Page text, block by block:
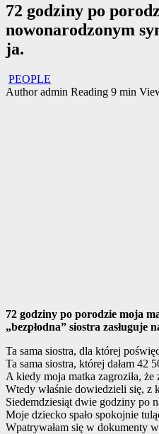
72 godziny po
nowonarodzonym
ja.
PEOPLE
Author admin Reading 9 min
72 godziny po porodzie moja
„bezpłodna” siostra zasługuje
Ta sama siostra, dla której
Ta sama siostra, której dałam 42
A kiedy moja matka zagroziła,
Wtedy właśnie dowiedzieli się, z
Siedemdziesiąt dwie godziny po
Moje dziecko spało spokojnie
Wpatrywałam się w dokumenty